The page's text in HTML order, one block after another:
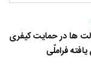
ها در حمایت کیفری
یافته فراملّی